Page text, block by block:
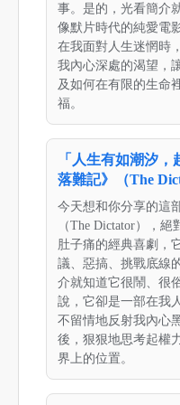
事。是的，光看簡介
像默片時代的純愛電
在我面對人生迷惘時
我內心深處的渴望，
及如何在有限的生命
福。
「人生有如潮汐
落難記》（The
今天想和你分享的這
（The Dictator），
肚子痛的經典喜劇，
議、惡搞、挑戰底線
介就知道它很鬧、很
說，它卻是一部在我
不留情地反射我內心
後，狠狠地思考起權
界上的位置。